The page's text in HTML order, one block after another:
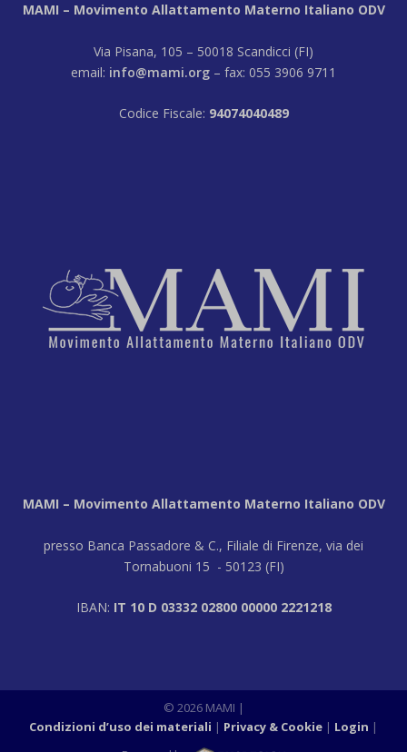
MAMI – Movimento Allattamento Materno Italiano ODV
Via Pisana, 105 – 50018 Scandicci (FI)
email: info@mami.org – fax: 055 3906 9711
Codice Fiscale: 94074040489
MAMI – Movimento Allattamento Materno Italiano ODV
presso Banca Passadore & C., Filiale di Firenze, via dei
Tornabuoni 15 - 50123 (FI)
IBAN: IT 10 D 03332 02800 00000 2221218
© 2026 MAMI |
Condizioni d’uso dei materiali
Privacy & Cookie Login |